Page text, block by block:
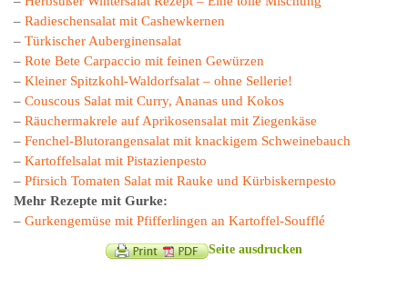
– Radieschensalat mit Cashewkernen
– Türkischer Auberginensalat
– Rote Bete Carpaccio mit feinen Gewürzen
– Kleiner Spitzkohl-Waldorfsalat – ohne Sellerie!
– Couscous Salat mit Curry, Ananas und Kokos
– Räuchermakrele auf Aprikosensalat mit Ziegenkäse
– Fenchel-Blutorangensalat mit knackigem Schweinebauch
– Kartoffelsalat mit Pistazienpesto
– Pfirsich Tomaten Salat mit Rauke und Kürbiskernpesto
Mehr Rezepte mit Gurke:
– Gurkengemüse mit Pfifferlingen an Kartoffel-Soufflé
Seite ausdrucken